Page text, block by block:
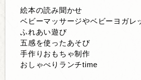
絵本の読み聞かせ
ベビーマッサージやベビーヨガレ
ふれあい遊び
五感を使ったあそび
手作りおもちゃ制作
おしゃべりランチtime